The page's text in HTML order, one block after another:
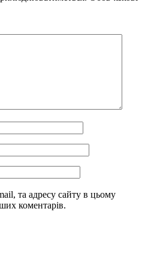
та адресу сайту в цьому
коментарів.